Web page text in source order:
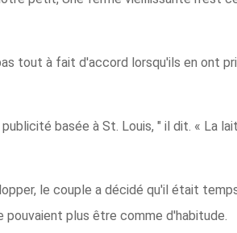
tout à fait d'accord lorsqu'ils en ont
basée à St. Louis, " il dit. « La
le couple a décidé qu'il était
pouvaient plus être comme d'habitude.